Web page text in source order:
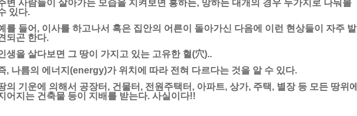
변 사람들이 살아가는 모습을 지켜보면 흥하든, 망하든 대개의 경우 두가지로 나눠볼
있다.
를 들어, 이사를 하고나서 혹은 집안의 어른이 돌아가신 다음에 이런 현상들이 자주 발
되곤 한다.
생을 살다보면 그 땅이 가지고 있는 고유한 혈(穴)..
, 나름의 에너지(energy)가 위치에 따라 전혀 다르다는 것을 알 수 있다.
의 기운에 의해서 공장터, 건물터, 전원주택터, 아파트, 상가, 주택, 별장 등 모든 땅위에
어지는 건축물 등이 지배를 받는다. 사실이다!!